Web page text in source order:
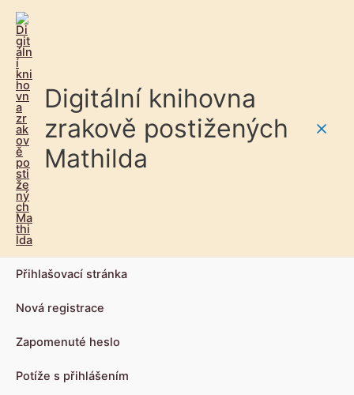
Digitální knihovna
zrakově postižených
Mathilda
Přihlašovací stránka
Nová registrace
Zapomenuté heslo
Potíže s přihlášením